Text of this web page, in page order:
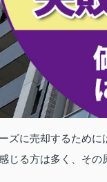
ズに売却するために
じる方は多く、そ